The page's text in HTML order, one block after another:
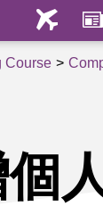
Course